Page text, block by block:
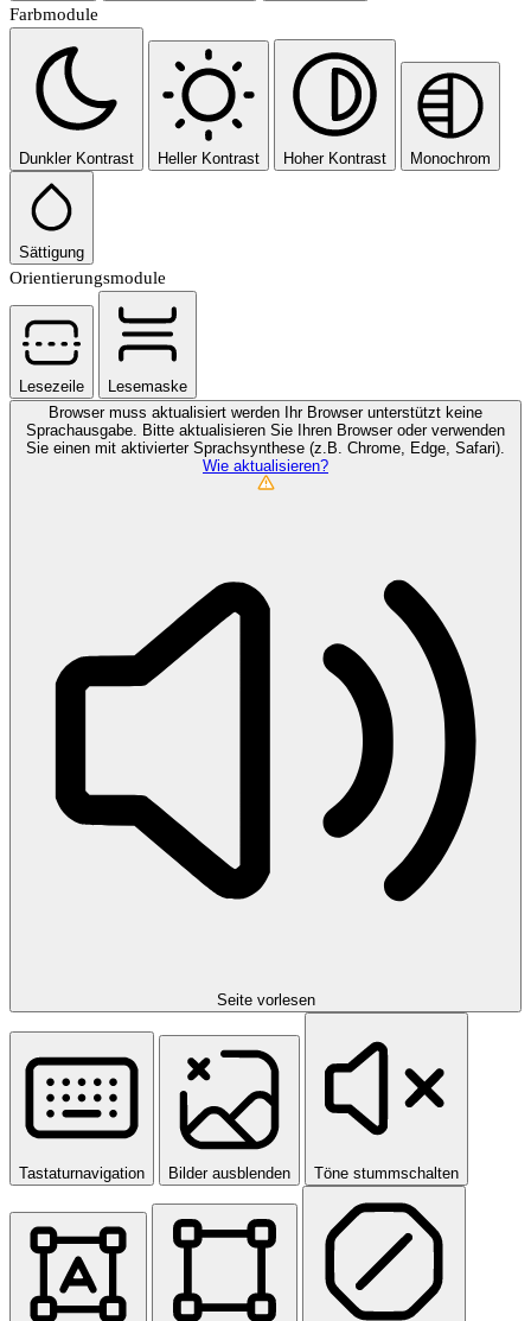
Farbmodule
Dunkler Kontrast Heller Kontrast Hoher Kontrast Monochrom
Sättigung
Orientierungsmodule
Lesezeile
Lesemaske
Browser muss aktualisiert werden
Ihr Browser unterstützt keine
Sprachausgabe. Bitte aktualisieren Sie Ihren Browser oder verwenden
Sie einen mit aktivierter Sprachsynthese (z.B. Chrome, Edge, Safari).
Wie aktualisieren?
Seite vorlesen
Tastaturnavigation Bilder ausblenden Töne stummschalten